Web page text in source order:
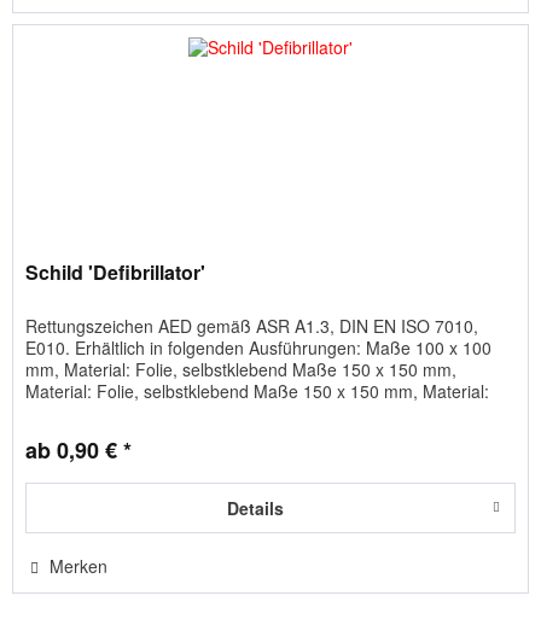
Schild 'Defibrillator'
Rettungszeichen AED gemäß ASR A1.3, DIN EN ISO 7010,
E010. Erhältlich in folgenden Ausführungen: Maße 100 x 100
mm, Material: Folie, selbstklebend Maße 150 x 150 mm,
Material: Folie, selbstklebend Maße 150 x 150 mm, Material:
ab 0,90 € *
Details
Merken